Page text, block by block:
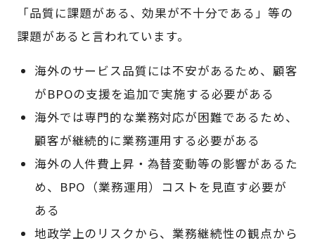
「品質に課題がある、効果が不十分である」等の
課題があると言われています。
海外のサービス品質には不安があるため、顧客
がBPOの支援を追加で実施する必要がある
海外では専門的な業務対応が困難であるため、
顧客が継続的に業務運用する必要がある
海外の人件費上昇・為替変動等の影響があるた
め、BPO（業務運用）コストを見直す必要が
ある
地政学上のリスクから、業務継続性の観点から